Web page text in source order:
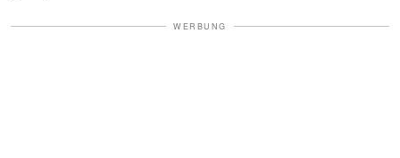
WERBUNG